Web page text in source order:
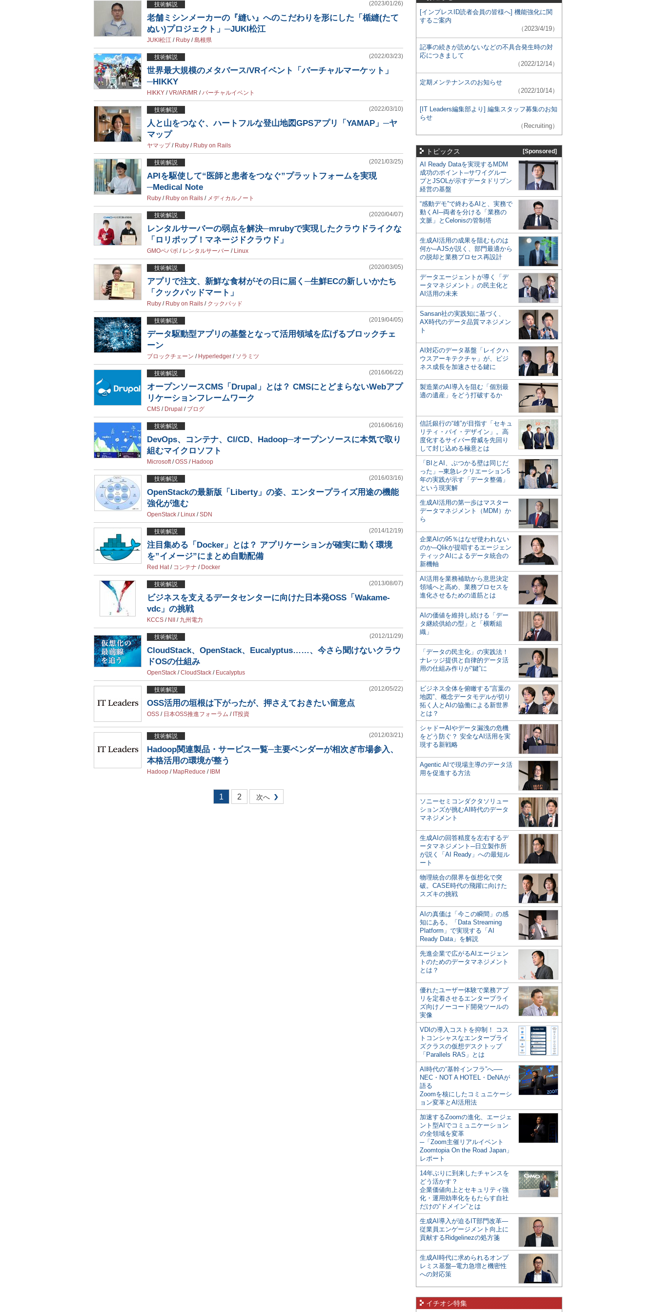
技術解説 (2023/01/26)
老舗ミシンメーカーの『縫い』へのこだわりを形にした「楯縫(たて
ぬい)プロジェクト」─JUKI松江
JUKI松江 / Ruby /島根県
技術解説 (2022/03/23)
世界最大規模のメタバース/VRイベント「バーチャルマーケット」
─HIKKY
HIKKY /VR/AR/MR /バーチャルイベント
技術解説 (2022/03/10)
人と山をつなぐ、ハートフルな登山地図GPSアプリ「YAMAP」─ヤ
マップ
ヤマップ/ Ruby / Ruby on Rails
技術解説 (2021/03/25)
APIを駆使して“医師と患者をつなぐ”プラットフォームを実現
─Medical Note
Ruby / Ruby on Rails / メディカルノート
技術解説 (2020/04/07)
レンタルサーバーの弱点を解決─mrubyで実現したクラウドライクな
「ロリポップ！マネージドクラウド」
GMOペパボ / レンタルサーバー / Linux
技術解説 (2020/03/05)
アプリで注文、新鮮な食材がその日に届く─生鮮ECの新しいかたち
「クックパッドマート」
Ruby / Ruby on Rails / クックパッド
技術解説 (2019/04/05)
データ駆動型アプリの基盤となって活用領域を広げるブロックチェ
ーン
ブロックチェーン / Hyperledger / ソラミツ
技術解説 (2016/06/22)
オープンソースCMS「Drupal」とは？ CMSにとどまらないWebアプ
リケーションフレームワーク
CMS / Drupal / ブログ
技術解説 (2016/06/16)
DevOps、コンテナ、CI/CD、Hadoop─オープンソースに本気で取り
組むマイクロソフト
Microsoft/OSS / Hadoop
技術解説 (2016/03/16)
OpenStackの最新版「Liberty」の姿、エンタープライズ用途の機能
強化が進む
OpenStack / Linux /SDN
技術解説 (2014/12/19)
注目集める「Docker」とは？ アプリケーションが確実に動く環境
を”イメージ”にまとめ自動配備
Red Hat/ コンテナ / Docker
技術解説 (2013/08/07)
ビジネスを支えるデータセンターに向けた日本発OSS「Wakame-
vdc」の挑戦
KCCS / NII / 九州電力
技術解説 (2012/11/29)
CloudStack、OpenStack、Eucalyptus……、今さら聞けないクラウ
ドOSの仕組み
OpenStack /CloudStack / Eucalyptus
技術解説 (2012/05/22)
OSS活用の垣根は下がったが、押さえておきたい留意点
OSS / 日本OSS推進フォーラム / IT投資
技術解説 (2012/03/21)
Hadoop関連製品・サービス一覧─主要ベンダーが相次ぎ市場参入、
本格活用の環境が整う
Hadoop / MapReduce / IBM
1 2 次へ
[インプレスID読者会員の皆様へ] 機能強化に関
するご案内
（2023/4/19）
記事の続きが読めないなどの不具合発生時の対
応につきまして
（2022/12/14）
定期メンテナンスのお知らせ
（2022/10/14）
[IT Leaders編集部より] 編集スタッフ募集のお知
らせ
（Recruiting）
トピックス [Sponsored]
AI Ready Dataを実現するMDM
成功のポイント─サワイグルー
プとJSOLが示すデータドリブン
経営の基盤
“感動デモ”で終わるAIと、実務で
動くAI─両者を分ける「業務の
文脈」とCelonisの管制塔
生成AI活用の成果を阻むものは
何か─AJSが説く、部門最適から
の脱却と業務プロセス再設計
データエージェントが導く「デ
ータマネジメント」の民主化と
AI活用の未来
Sansan社の実践知に基づく、
AX時代のデータ品質マネジメン
ト
AI対応のデータ基盤「レイクハ
ウスアーキテクチャ」が、ビジ
ネス成長を加速させる鍵に
製造業のAI導入を阻む「個別最
適の遺産」をどう打破するか
信託銀行の“雄”が目指す「セキュ
リティ・バイ・デザイン」。高
度化するサイバー脅威を先回り
して封じ込める極意とは
「BIとAI、ぶつかる壁は同じだ
った」─東急レクリエーション5
年の実践が示す「データ整備」
という現実解
生成AI活用の第一歩はマスター
データマネジメント（MDM）か
ら
企業AIの95％はなぜ使われない
のか─Qlikが提唱するエージェン
ティックAIによるデータ統合の
新機軸
AI活用を業務補助から意思決定
領域へと高め、業務プロセスを
進化させるための道筋とは
AIの価値を維持し続ける「デー
タ継続供給の型」と「横断組
織」
「データの民主化」の実践法！
ナレッジ提供と自律的データ活
用の仕組み作りが“鍵”に
ビジネス全体を俯瞰する“言葉の
地図”、概念データモデルが切り
拓く人とAIの協働による新世界
とは？
シャドーAIやデータ漏洩の危機
をどう防ぐ？ 安全なAI活用を実
現する新戦略
Agentic AIで現場主導のデータ活
用を促進する方法
ソニーセミコンダクタソリュー
ションズが挑むAI時代のデータ
マネジメント
生成AIの回答精度を左右するデ
ータマネジメント─日立製作所
が説く「AI Ready」への最短ル
ート
物理統合の限界を仮想化で突
破。CASE時代の飛躍に向けた
スズキの挑戦
AIの真価は「今この瞬間」の感
知にある。「Data Streaming
Platform」で実現する「AI
Ready Data」を解説
先進企業で広がるAIエージェン
トのためのデータマネジメント
とは？
優れたユーザー体験で業務アプ
リを定着させるエンタープライ
ズ向けノーコード開発ツールの
実像
VDIの導入コストを抑制！ コス
トコンシャスなエンタープライ
ズクラスの仮想デスクトップ
「Parallels RAS」とは
AI時代の“基幹インフラ”へ──
NEC・NOT A HOTEL・DeNAが
語る
Zoomを核にしたコミュニケーシ
ョン変革とAI活用法
加速するZoomの進化、エージェ
ント型AIでコミュニケーション
の全領域を変革
─「Zoom主催リアルイベント
Zoomtopia On the Road Japan」
レポート
14年ぶりに到来したチャンスを
どう活かす？
企業価値向上とセキュリティ強
化・運用効率化をもたらす自社
だけの“ドメイン”とは
生成AI導入が迫るIT部門改革―
従業員エンゲージメント向上に
貢献するRidgelinezの処方箋
生成AI時代に求められるオンプ
レミス基盤─電力急増と機密性
への対応策
イチオシ特集